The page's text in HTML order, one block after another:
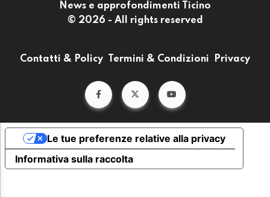
News e approfondimenti Ticino
© 2026 - All rights reserved
Contatti & Policy Termini & Condizioni Privacy
Informativa sulla raccolta
Le tue preferenze relative alla privacy